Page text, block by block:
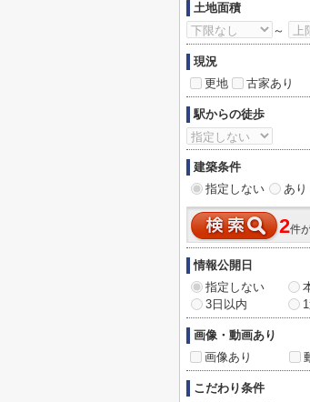
土地面積
～
現況
更地
古家あり
駅からの徒歩
建築条件
指定しない
あり
2件
情報公開日
指定しない
3日以内
画像・動画あり
画像あり
こだわり条件